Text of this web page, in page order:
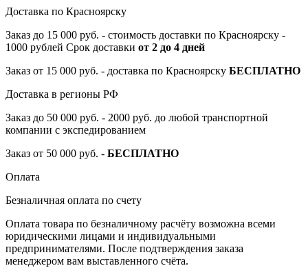
Доставка по Красноярску
Заказ до 15 000 руб. - стоимость доставки по Красноярску -
1000 рублей Срок доставки от 2 до 4 дней
Заказ от 15 000 руб. - доставка по Красноярску БЕСПЛАТНО
Доставка в регионы РФ
Заказ до 50 000 руб. - 2000 руб. до любой транспортной
компании с экспедированием
Заказ от 50 000 руб. - БЕСПЛАТНО
Оплата
Безналичная оплата по счету
Оплата товара по безналичному расчёту возможна всеми
юридическими лицами и индивидуальными
предпринимателями. После подтверждения заказа
менеджером вам выставленного счёта.